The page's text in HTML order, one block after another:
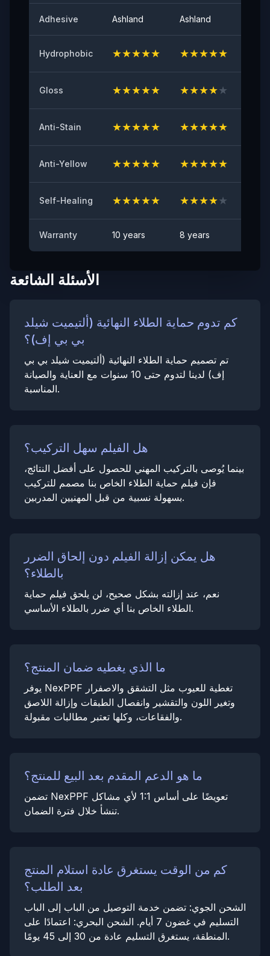
اللاصق الأولي
≤2
مقاومة البقع
لا توجد بقع مرئية
Adhesive Ashland Ashland
Hydrophobic ★★★★★ ★★★★★
Gloss ★★★★★ ★★★★★
Anti-Stain ★★★★★ ★★★★★
Anti-Yellow ★★★★★ ★★★★★
Self-Healing ★★★★★ ★★★★★
Warranty 10 years 8 years
الأسئلة الشائعة
كم تدوم حماية الطلاء النهائية (ألتيميت شيلد
بي بي إف)؟
تم تصميم حماية الطلاء النهائية (ألتيميت شيلد بي بي
إف) لدينا لتدوم حتى 10 سنوات مع العناية والصيانة
المناسبة.
هل الفيلم سهل التركيب؟
بينما يُوصى بالتركيب المهني للحصول على أفضل النتائج،
فإن فيلم حماية الطلاء الخاص بنا مصمم للتركيب
بسهولة نسبية من قبل المهنيين المدربين.
هل يمكن إزالة الفيلم دون إلحاق الضرر
بالطلاء؟
نعم، عند إزالته بشكل صحيح، لن يلحق فيلم حماية
الطلاء الخاص بنا أي ضرر بالطلاء الأساسي.
ما الذي يغطيه ضمان المنتج؟
يوفر NexPPF تغطية للعيوب مثل التشقق والاصفرار
وتغير اللون والتقشير وانفصال الطبقات وإزالة اللاصق
والفقاعات، وكلها تعتبر مطالبات مقبولة.
ما هو الدعم المقدم بعد البيع للمنتج؟
تضمن NexPPF تعويضًا على أساس 1:1 لأي مشاكل
تنشأ خلال فترة الضمان.
كم من الوقت يستغرق عادة استلام المنتج
بعد الطلب؟
الشحن الجوي: تضمن خدمة التوصيل من الباب إلى الباب
التسليم في غضون 7 أيام. الشحن البحري: اعتمادًا على
المنطقة، يستغرق التسليم عادة من 30 إلى 45 يومًا.